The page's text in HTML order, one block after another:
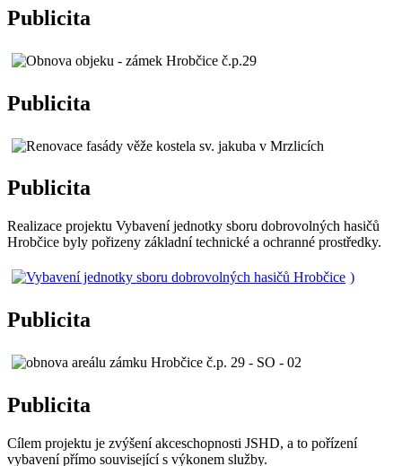
Publicita
Publicita
Publicita
Realizace projektu Vybavení jednotky sboru dobrovolných hasičů
Hrobčice byly pořizeny základní technické a ochranné prostředky.
)
Publicita
Publicita
Cílem projektu je zvýšení akceschopnosti JSHD, a to pořízení
vybavení přímo související s výkonem služby.